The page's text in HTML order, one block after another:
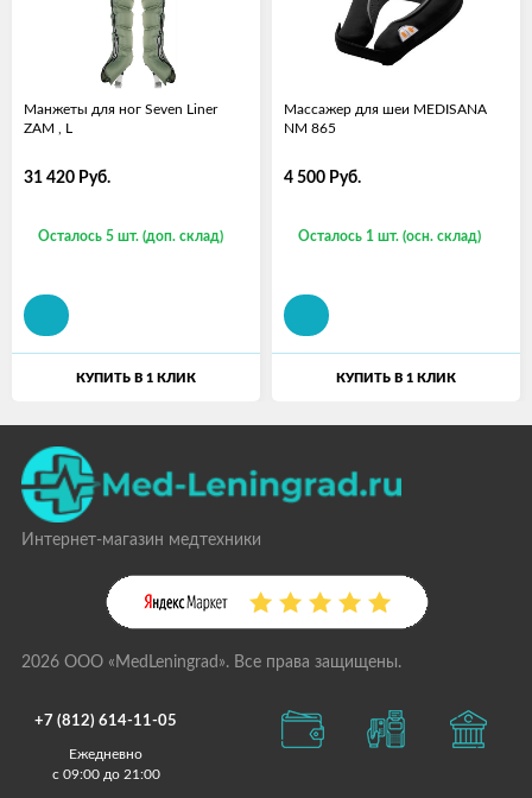
Манжеты для ног Seven Liner
ZAM , L
31 420 Руб.
Осталось 5 шт. (доп. склад)
КУПИТЬ В 1 КЛИК
Массажер для шеи MEDISANA
NM 865
4 500 Руб.
Осталось 1 шт. (осн. склад)
КУПИТЬ В 1 КЛИК
Интернет-магазин медтехники
2026 ООО «MedLeningrad». Все права защищены.
+7 (812) 614-11-05
Ежедневно
с 09:00 до 21:00